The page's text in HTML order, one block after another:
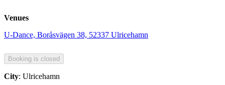
Venues
U-Dance, Boråsvägen 38, 52337 Ulricehamn
City: Ulricehamn